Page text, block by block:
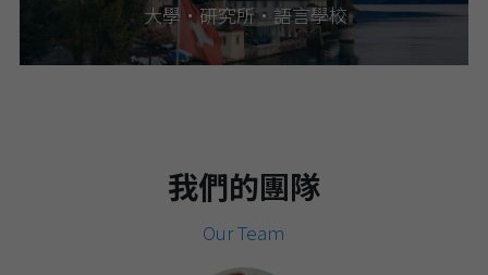
大學・研究所・語言學校
我們的團隊
Our Team